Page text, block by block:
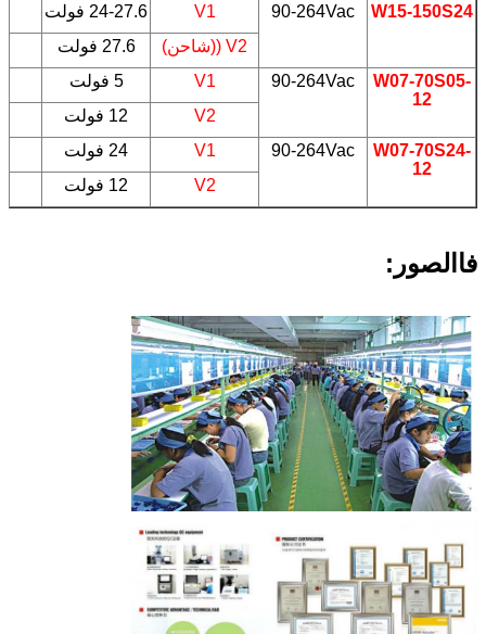
W15-150S24
90-264Vac
V1 24-27.6 فولت
V2 ((شاحن)
27.6 فولت
W07-70S05-
12
90-264Vac
V1 5 فولت
V2
12 فولت
W07-70S24-
12
90-264Vac
V1 24 فولت
V2
12 فولت
فا الصور: